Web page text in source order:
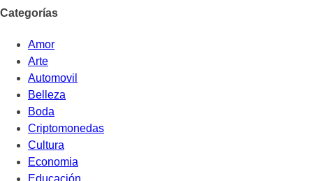
Categorías
Amor
Arte
Automovil
Belleza
Boda
Criptomonedas
Cultura
Economia
Educación